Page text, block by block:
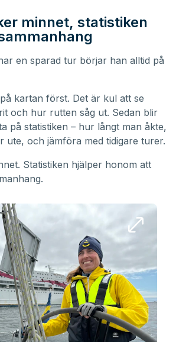
minnet, statistiken
en sparad tur börjar han alltid på
kartan först. Det är kul att se
och hur rutten såg ut. Sedan blir
på statistiken – hur långt man åkte,
ute, och jämföra med tidigare turer.
Statistiken hjälper honom att